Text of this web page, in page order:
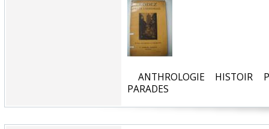
ANTHROLOGIE HISTOIR
PARADES‎